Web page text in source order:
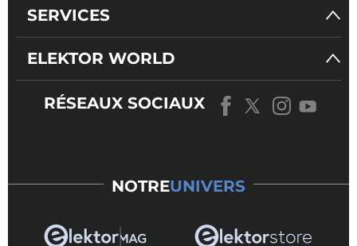
SERVICES
ELEKTOR WORLD
RÉSEAUX SOCIAUX
NOTREUNIVERS